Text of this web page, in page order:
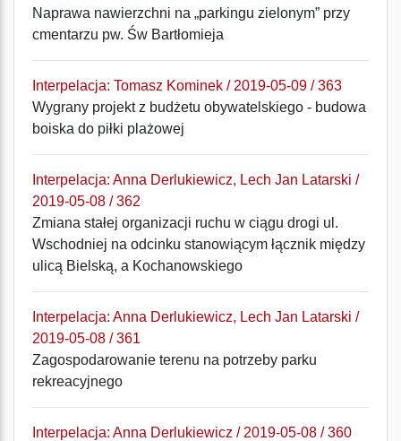
Naprawa nawierzchni na „parkingu zielonym” przy
cmentarzu pw. Św Bartłomieja
Interpelacja: Tomasz Kominek / 2019-05-09 / 363
Wygrany projekt z budżetu obywatelskiego - budowa
boiska do piłki plażowej
Interpelacja: Anna Derlukiewicz, Lech Jan Latarski /
2019-05-08 / 362
Zmiana stałej organizacji ruchu w ciągu drogi ul.
Wschodniej na odcinku stanowiącym łącznik między
ulicą Bielską, a Kochanowskiego
Interpelacja: Anna Derlukiewicz, Lech Jan Latarski /
2019-05-08 / 361
Zagospodarowanie terenu na potrzeby parku
rekreacyjnego
Interpelacja: Anna Derlukiewicz / 2019-05-08 / 360